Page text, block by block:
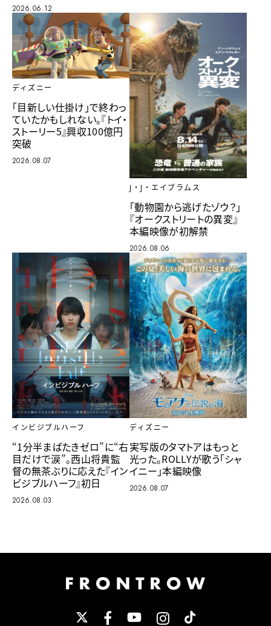
2026.06.12
ディズニー
「目新しい仕掛け」で終わっ
ていたかもしれない。『トイ・
ストーリー5』興収100億円
突破
2026.08.07
J・J・エイブラムス
「動物園から逃げたゾウ？」
『オークストリートの異変』
本編映像が初解禁
2026.08.06
インビジブルハーフ
“1分半まばたきゼロ”に“右
目だけで涙”。西山将貴監
督の無茶ぶりに応えた『イン
ビジブルハーフ』初日
2026.08.03
ディズニー
実写版のタマトアはもっと
光った。ROLLYが歌う「シャ
イニー」本編映像
2026.08.07